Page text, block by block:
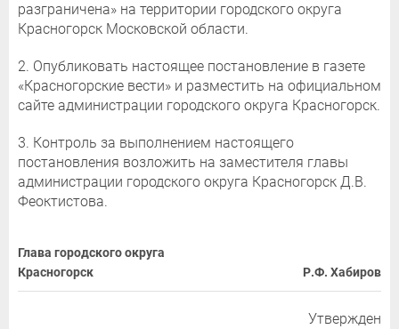
разграничена» на территории городского округа
Красногорск Московской области.
2. Опубликовать настоящее постановление в газете
«Красногорские вести» и разместить на официальном
сайте администрации городского округа Красногорск.
3. Контроль за выполнением настоящего
постановления возложить на заместителя главы
администрации городского округа Красногорск Д.В.
Феоктистова.
Глава городского округа
Красногорск
Р.Ф. Хабиров
Утвержден